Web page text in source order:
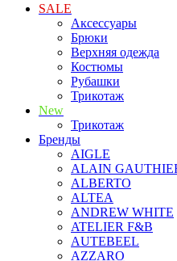
SALE
Аксессуары
Брюки
Верхняя одежда
Костюмы
Рубашки
Трикотаж
New
Трикотаж
Бренды
AIGLE
ALAIN
ALBERTO
ALTEA
ANDREW WHITE
ATELIER F&B
AUTEBEEL
AZZARO